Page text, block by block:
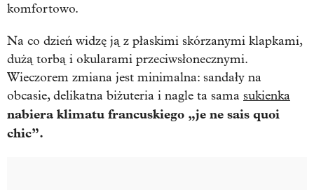
komfortowo.
Na co dzień widzę ją z płaskimi skórzanymi klapkami,
dużą torbą i okularami przeciwsłonecznymi.
Wieczorem zmiana jest minimalna: sandały na
obcasie, delikatna biżuteria i nagle ta sama sukienka
nabiera klimatu francuskiego „je ne sais quoi
chic”.